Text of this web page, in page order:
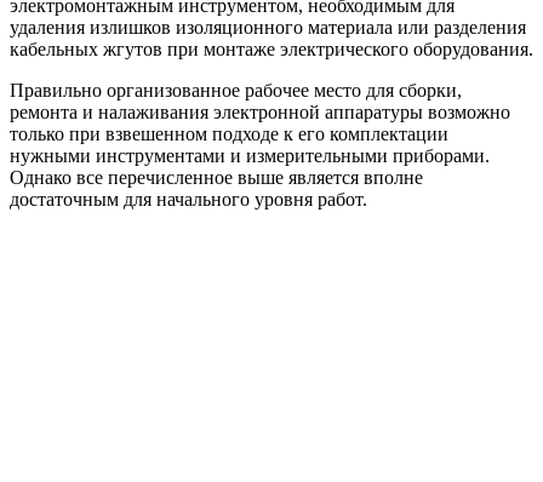
электромонтажным инструментом, необходимым для
удаления излишков изоляционного материала или разделения
кабельных жгутов при монтаже электрического оборудования.
Правильно организованное рабочее место для сборки,
ремонта и налаживания электронной аппаратуры возможно
только при взвешенном подходе к его комплектации
нужными инструментами и измерительными приборами.
Однако все перечисленное выше является вполне
достаточным для начального уровня работ.